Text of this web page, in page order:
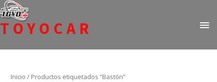
Ir
al
contenido
TOYOCAR
Inicio / Productos etiquetados “Bastón”